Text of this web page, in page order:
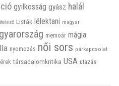
gyilkosság gyász halál
Listák lélektani magyar
memoár mágia
nyomozás női sors párkapcsolat
társadalomkritika USA utazás